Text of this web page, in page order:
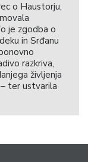
o Haustorju,
je zgodba o
in Srđanu
razkriva,
življenja
ter ustvarila